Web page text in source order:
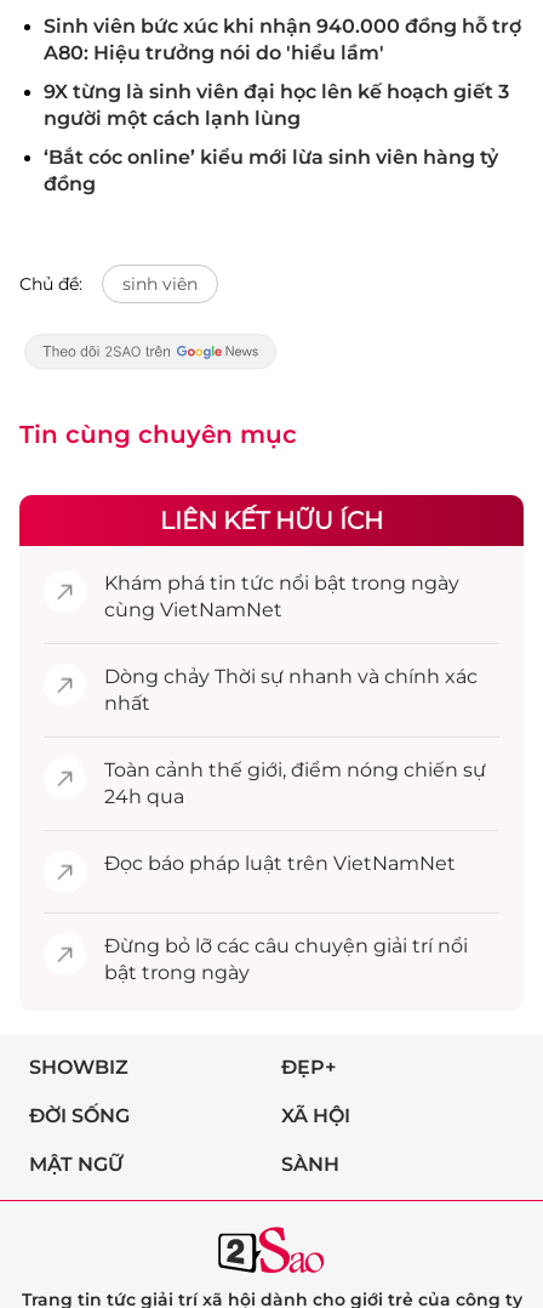
Sinh viên bức xúc khi nhận 940.000 đồng hỗ trợ
A80: Hiệu trưởng nói do 'hiểu lầm'
9X từng là sinh viên đại học lên kế hoạch giết 3
người một cách lạnh lùng
‘Bắt cóc online’ kiểu mới lừa sinh viên hàng tỷ
đồng
Chủ đề: sinh viên
Tin cùng chuyên mục
LIÊN KẾT HỮU ÍCH
Khám phá tin tức nổi bật trong ngày
cùng VietNamNet
Dòng chảy Thời sự nhanh và chính xác
nhất
Toàn cảnh thế giới, điểm nóng chiến sự
24h qua
Đọc báo pháp luật trên VietNamNet
Đừng bỏ lỡ các câu chuyện giải trínổi
bật trong ngày
SHOWBIZ ĐẸP+
ĐỜI SỐNG XÃ HỘI
MẬT NGỮ SÀNH
Trang tin tức giải trí xã hội dành cho giới trẻ của công ty